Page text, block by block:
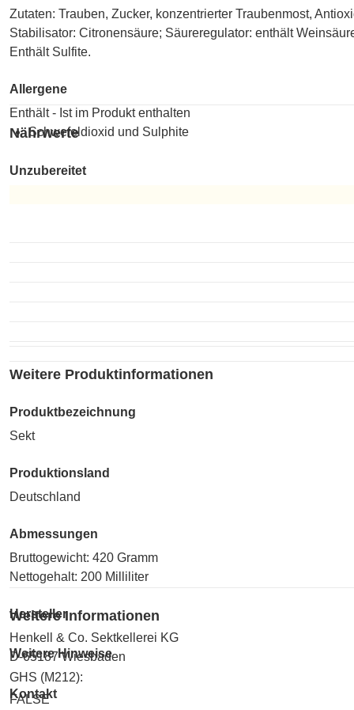
Zutaten: Trauben, Zucker, konzentrierter Traubenmost,
Stabilisator: Citronensäure; Säureregulator: enthält
Enthält Sulfite.
Allergene
Enthält - Ist im Produkt enthalten
Schwefeldioxid und Sulphite
Nährwerte
Unzubereitet
Weitere Produktinformationen
Produktbezeichnung
Sekt
Produktionsland
Deutschland
Abmessungen
Bruttogewicht: 420 Gramm
Nettogehalt: 200 Milliliter
Hersteller
Henkell & Co. Sektkellerei KG
D-65187 Wiesbaden
Kontakt
Weitere Informationen
Weitere Hinweise
GHS (M212):
FALSE